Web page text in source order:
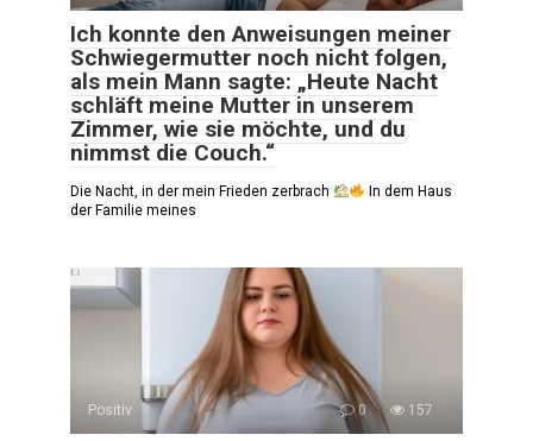
Ich konnte den Anweisungen meiner
Schwiegermutter noch nicht folgen,
als mein Mann sagte: „Heute Nacht
schläft meine Mutter in unserem
Zimmer, wie sie möchte, und du
nimmst die Couch.“
Die Nacht, in der mein Frieden zerbrach
In dem Haus
der Familie meines
Positiv 0 157